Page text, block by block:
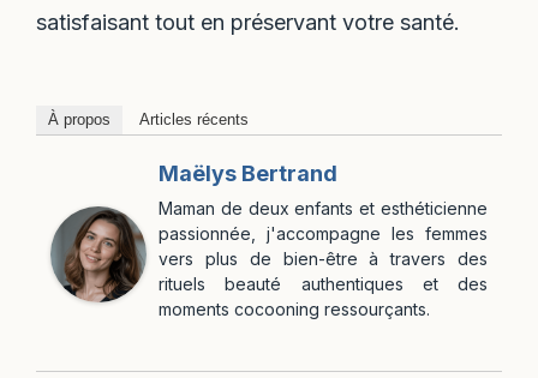
satisfaisant tout en préservant votre santé.
À propos Articles récents
Maëlys Bertrand
Maman de deux enfants et esthéticienne
passionnée, j'accompagne les femmes
vers plus de bien-être à travers des
rituels beauté authentiques et des
moments cocooning ressourçants.